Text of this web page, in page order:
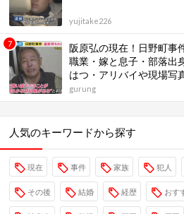
yujitake226
阪原弘の現在！日野町事
職業・嫁と息子・部落出
はつ・アリバイや現場写
gurung
人気のキーワードから探す
現在 事件 家族 犯人
その後 結婚 経歴 おす